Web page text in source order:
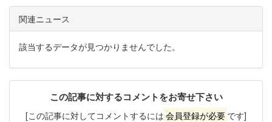
関連ニュース
該当するデータが見つかりませんでした。
この記事に対するコメントをお寄せ下さい
[この記事に対してコメントするには 会員登録が必要 です]